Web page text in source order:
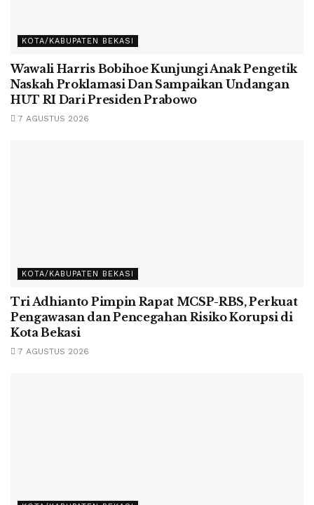
KOTA/KABUPATEN BEKASI
Wawali Harris Bobihoe Kunjungi Anak Pengetik
Naskah Proklamasi Dan Sampaikan Undangan
HUT RI Dari Presiden Prabowo
7 AGUSTUS 2026
KOTA/KABUPATEN BEKASI
Tri Adhianto Pimpin Rapat MCSP-RBS, Perkuat
Pengawasan dan Pencegahan Risiko Korupsi di
Kota Bekasi
7 AGUSTUS 2026